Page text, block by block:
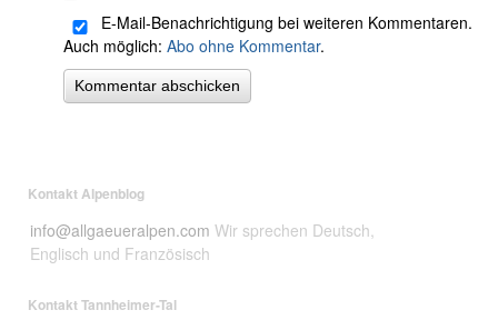
E-Mail-Benachrichtigung bei weiteren Kommentaren.
Auch möglich: Abo ohne Kommentar.
Kontakt Alpenblog
info@allgaeueralpen.com Wir sprechen Deutsch,
Englisch und Französisch
Kontakt Tannheimer-Tal